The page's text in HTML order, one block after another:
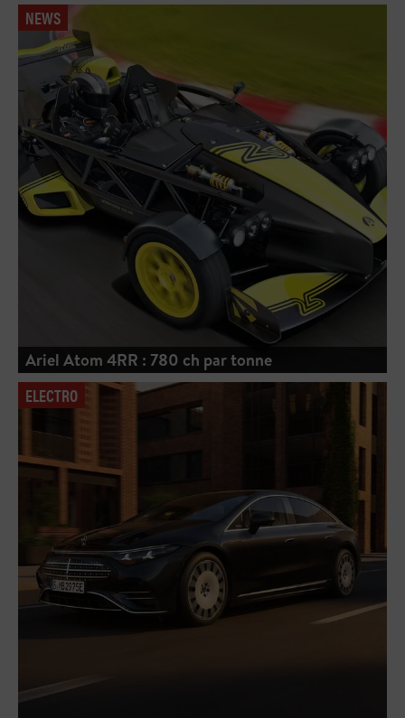
NEWS
Ariel Atom 4RR : 780 ch par tonne
ELECTRO